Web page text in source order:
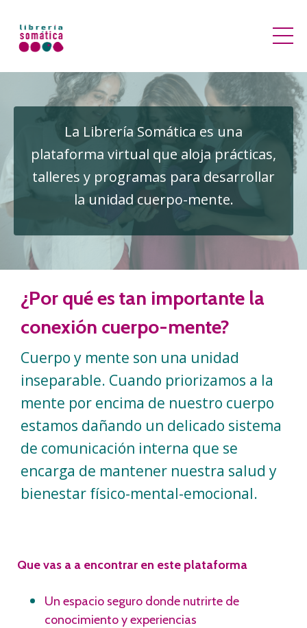
La Librería Somática es una
plataforma virtual que aloja prácticas,
talleres y programas para desarrollar
la unidad cuerpo-mente.
¿Por qué es tan importante la
conexión cuerpo-mente?
Cuerpo y mente son una unidad
inseparable. Cuando priorizamos a la
mente por encima de nuestro cuerpo
estamos dañando un delicado sistema
de comunicación interna que se
encarga de mantener nuestra salud y
bienestar físico-mental-emocional.
Que vas a a encontrar en este plataforma
Un espacio seguro donde nutrirte de
conocimiento y experiencias